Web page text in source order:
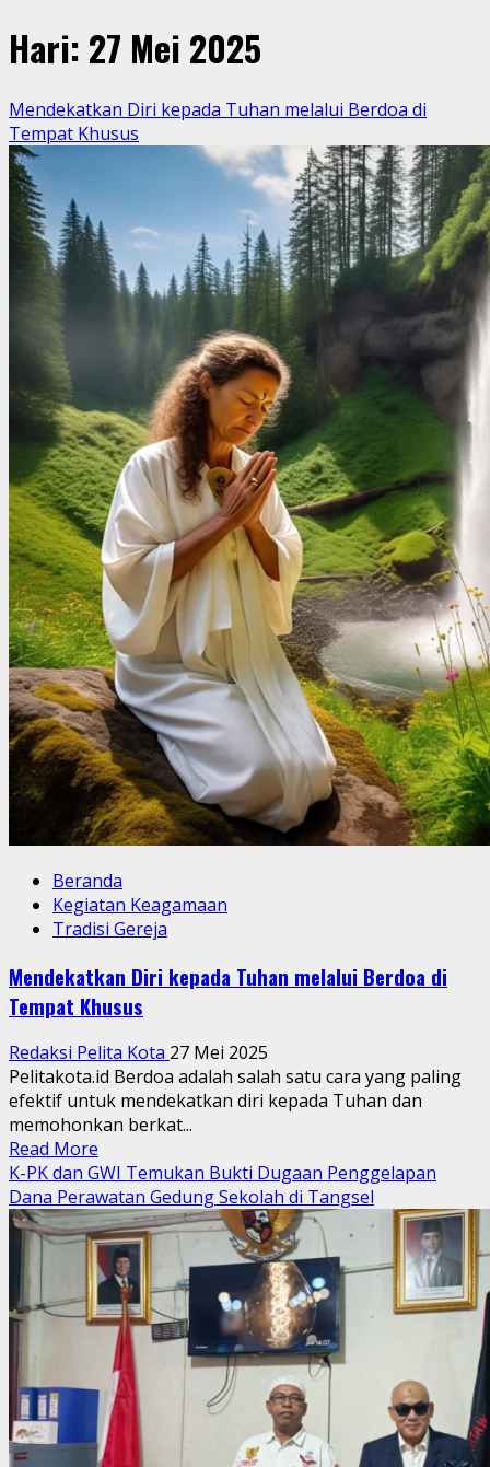
Hari: 27 Mei 2025
Mendekatkan Diri kepada Tuhan melalui Berdoa di
Tempat Khusus
Beranda
Kegiatan Keagamaan
Tradisi Gereja
Mendekatkan Diri kepada Tuhan melalui Berdoa di
Tempat Khusus
Redaksi Pelita Kota 27 Mei 2025
Pelitakota.id Berdoa adalah salah satu cara yang paling
efektif untuk mendekatkan diri kepada Tuhan dan
memohonkan berkat...
Read More
more
about
Mendekatkan
Diri
kepada
Tuhan
melalui
Berdoa
Tempat
Khusus
K-PK dan GWI Temukan Bukti Dugaan Penggelapan
Dana Perawatan Gedung Sekolah di Tangsel